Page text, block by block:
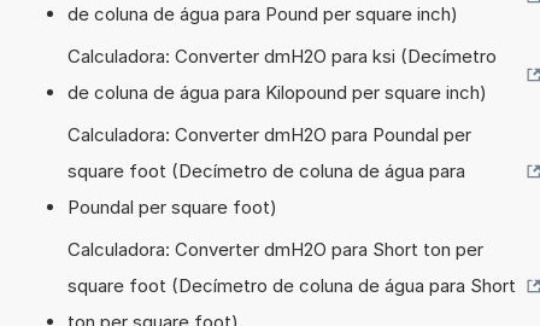
de coluna de água para Pound per square inch)
Calculadora: Converter dmH2O para ksi (Decímetro
de coluna de água para Kilopound per square inch)
Calculadora: Converter dmH2O para Poundal per
square foot (Decímetro de coluna de água para
Poundal per square foot)
Calculadora: Converter dmH2O para Short ton per
square foot (Decímetro de coluna de água para Short
ton per square foot)